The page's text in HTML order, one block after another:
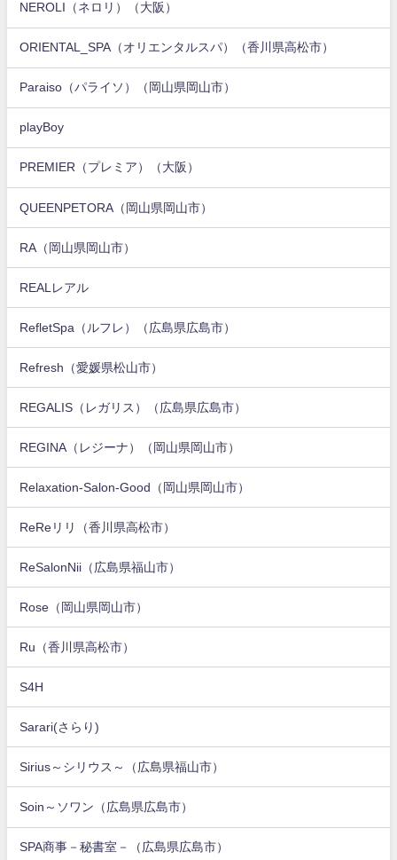
NEROLI（ネロリ）（大阪）
ORIENTAL_SPA（オリエンタルスパ）（香川県高松市）
Paraiso（パライソ）（岡山県岡山市）
playBoy
PREMIER（プレミア）（大阪）
QUEENPETORA（岡山県岡山市）
RA（岡山県岡山市）
REALレアル
RefletSpa（ルフレ）（広島県広島市）
Refresh（愛媛県松山市）
REGALIS（レガリス）（広島県広島市）
REGINA（レジーナ）（岡山県岡山市）
Relaxation-Salon-Good（岡山県岡山市）
ReReリリ（香川県高松市）
ReSalonNii（広島県福山市）
Rose（岡山県岡山市）
Ru（香川県高松市）
S4H
Sarari(さらり)
Sirius～シリウス～（広島県福山市）
Soin～ソワン（広島県広島市）
SPA商事－秘書室－（広島県広島市）